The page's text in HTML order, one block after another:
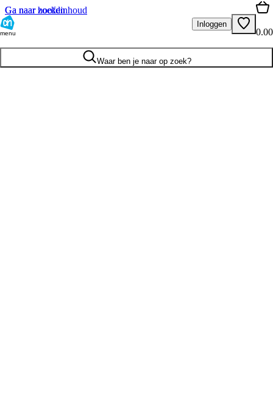
Ga naar hoofdinhoud
Ga naar zoeken
menu
Inloggen
0.00
Waar ben je naar op zoek?